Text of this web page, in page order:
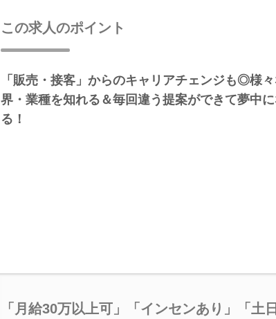
この求人のポイント
「販売・接客」からのキャリアチェンジも◎様
界・業種を知れる＆毎回違う提案ができて夢中
る！
「月給30万以上可」「インセンあり」「土